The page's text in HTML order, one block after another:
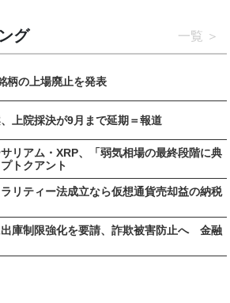
グ 一覧
柄の上場廃止を発表
上院採決が9月まで延期＝報道
リアム・XRP、「弱気相場の最終段階に典
トクアント
リティー法成立なら仮想通貨売却益の納税
庫制限強化を要請、詐欺被害防止へ 金融